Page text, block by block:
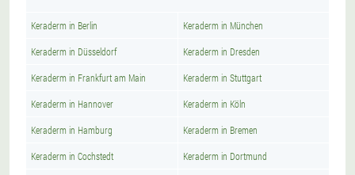
Keraderm in Berlin Keraderm in München
Keraderm in Düsseldorf Keraderm in Dresden
Keraderm in Frankfurt am Main Keraderm in Stuttgart
Keraderm in Hannover Keraderm in Köln
Keraderm in Hamburg Keraderm in Bremen
Keraderm in Cochstedt Keraderm in Dortmund